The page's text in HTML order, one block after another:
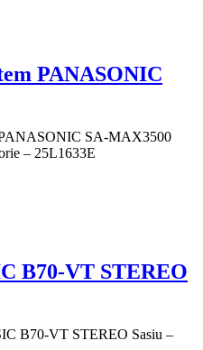
PANASONIC
PANASONIC SA-MAX3500
– 25L1633E
B70-VT STEREO
B70-VT STEREO Sasiu –